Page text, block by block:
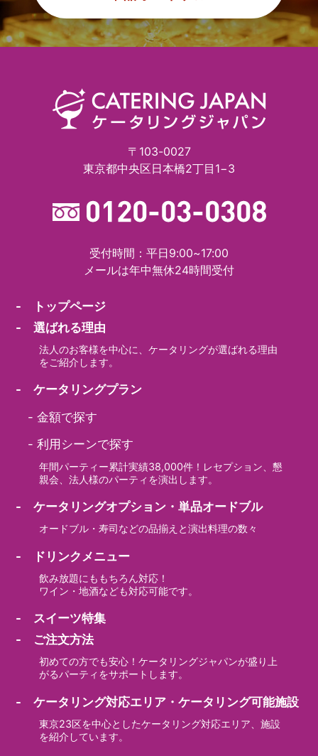
〒103-0027
東京都中央区日本橋2丁目1−3
受付時間：平日9:00~17:00
メールは年中無休24時間受付
- トップページ
- 選ばれる理由
法人のお客様を中心に、ケータリングが選ばれる理由
をご紹介します。
- ケータリングプラン
-金額で探す
-利用シーンで探す
年間パーティー累計実績38,000件！レセプション、懇
親会、法人様のパーティを演出します。
- ケータリングオプション・単品オードブル
オードブル・寿司などの品揃えと演出料理の数々
- ドリンクメニュー
飲み放題にももちろん対応！
ワイン・地酒なども対応可能です。
- スイーツ特集
- ご注文方法
初めての方でも安心！ケータリングジャパンが盛り上
がるパーティをサポートします。
- ケータリング対応エリア・ケータリング可能施設
東京23区を中心としたケータリング対応エリア、施設
を紹介しています。